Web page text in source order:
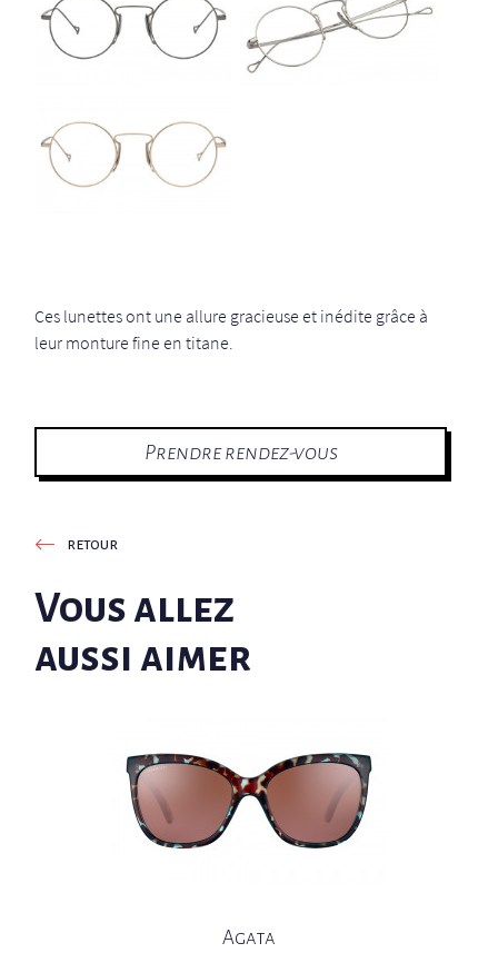
Ces lunettes ont une allure gracieuse et inédite grâce à
leur monture fine en titane.
Prendre rendez-vous
retour
Vous allez
aussi aimer
Agata